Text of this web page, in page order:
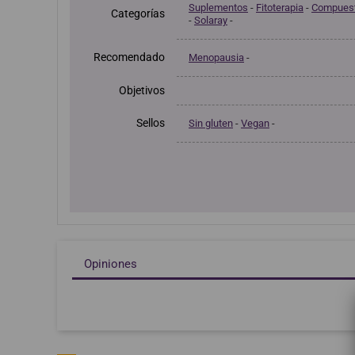
Categorías Suplementos - Fitoterapia -
- Solaray -
Recomendado Menopausia -
Objetivos
Sellos Sin gluten - Vegan -
Opiniones